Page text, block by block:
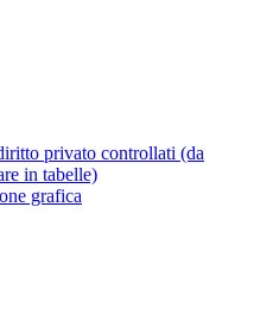
privato controllati (da
in tabelle)
grafica